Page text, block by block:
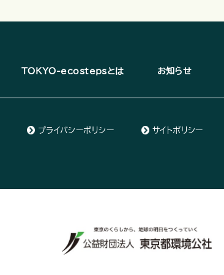
TOKYO-ecostepsとは お知らせ
プライバシーポリシー サイトポリシー